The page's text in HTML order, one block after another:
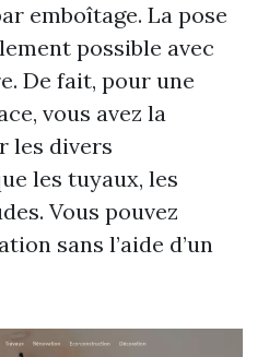
emboîtage. La pose
possible avec
De fait, pour une
vous avez la
les divers
les tuyaux, les
Vous pouvez
sans l’aide d’un